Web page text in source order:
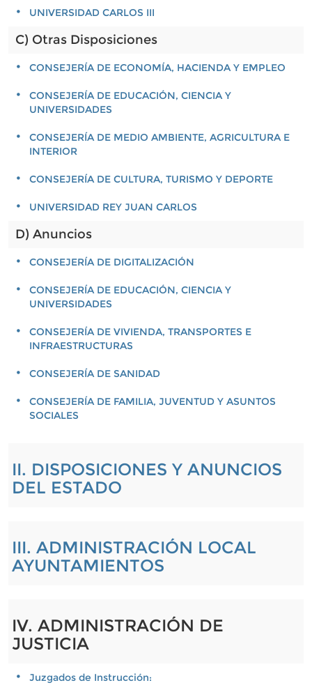
UNIVERSIDAD CARLOS III
C) Otras Disposiciones
CONSEJERÍA DE ECONOMÍA, HACIENDA Y EMPLEO
CONSEJERÍA DE EDUCACIÓN, CIENCIA Y
UNIVERSIDADES
CONSEJERÍA DE MEDIO AMBIENTE, AGRICULTURA E
INTERIOR
CONSEJERÍA DE CULTURA, TURISMO Y DEPORTE
UNIVERSIDAD REY JUAN CARLOS
D) Anuncios
CONSEJERÍA DE DIGITALIZACIÓN
CONSEJERÍA DE EDUCACIÓN, CIENCIA Y
UNIVERSIDADES
CONSEJERÍA DE VIVIENDA, TRANSPORTES E
INFRAESTRUCTURAS
CONSEJERÍA DE SANIDAD
CONSEJERÍA DE FAMILIA, JUVENTUD Y ASUNTOS
SOCIALES
II. DISPOSICIONES Y ANUNCIOS
DEL ESTADO
III. ADMINISTRACIÓN LOCAL
AYUNTAMIENTOS
IV. ADMINISTRACIÓN DE
JUSTICIA
Juzgados de Instrucción: